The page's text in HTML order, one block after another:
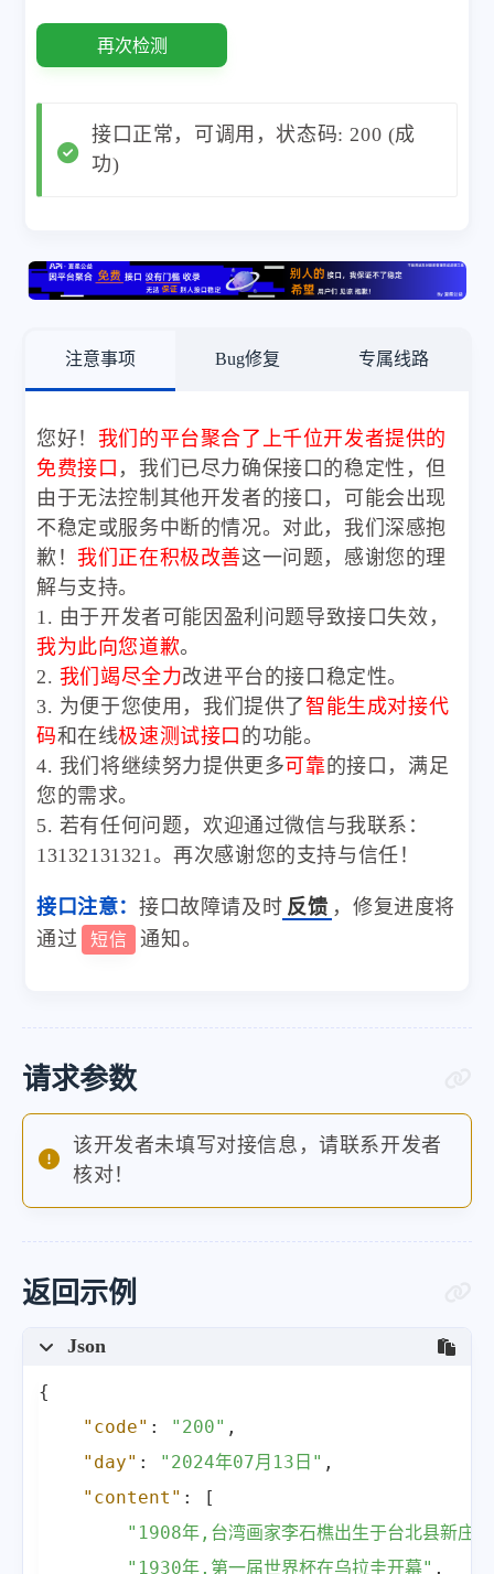
再次检测
接口正常，可调用，状态码: 200 (成
功)
注意事项 Bug修复 专属线路
您好！ 我们的平台聚合了上千位开发者提供的
免费接口 ，我们已尽力确保接口的稳定性，但
由于无法控制其他开发者的接口，可能会出现
不稳定或服务中断的情况。对此，我们深感抱
歉！ 我们正在积极改善这一问题，感谢您的理
解与支持。
1. 由于开发者可能因盈利问题导致接口失效，
我为此向您道歉。
2. 我们竭尽全力改进平台的接口稳定性。
3. 为便于您使用，我们提供了智能生成对接代
码和在线极速测试接口 的功能。
4. 我们将继续努力提供更多可靠的接口，满足
您的需求。
5. 若有任何问题，欢迎通过微信与我联系：
13132131321。再次感谢您的支持与信任！
接口注意： 接口故障请及时 反馈 ，修复进度将
通过
短信 通知。
请求参数
该开发者未填写对接信息，请联系开发者
核对！
返回示例
Json
{
"code" : "200" ,
"day" : "2024年07月13日" ,
"content" :
[
"1908年,台湾画家李石樵出生于台北县新庄
"1930年,第一届世界杯在乌拉圭开幕" ,